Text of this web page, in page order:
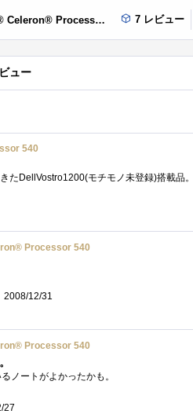
Processor 540 7 レビュー
ュー
540
Processor 540
2008/12/31
Processor 540
ノートがよかったかも。
27